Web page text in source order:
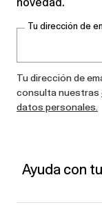
Tu dirección de
Tu dirección de
consulta nuestras
datos personales.
Ayuda con